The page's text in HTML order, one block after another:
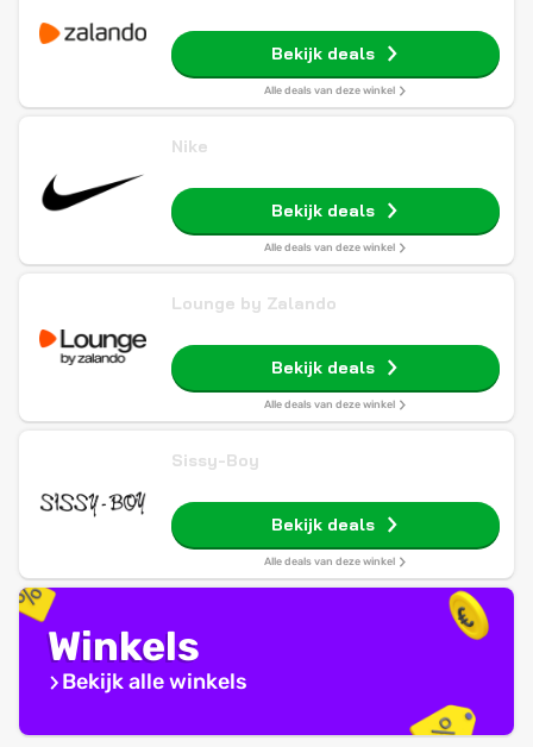
Bekijk deals
Alle deals van deze winkel
Nike
Bekijk deals
Alle deals van deze winkel
Lounge by Zalando
Bekijk deals
Alle deals van deze winkel
Sissy-Boy
Bekijk deals
Alle deals van deze winkel
Winkels
Bekijk alle winkels